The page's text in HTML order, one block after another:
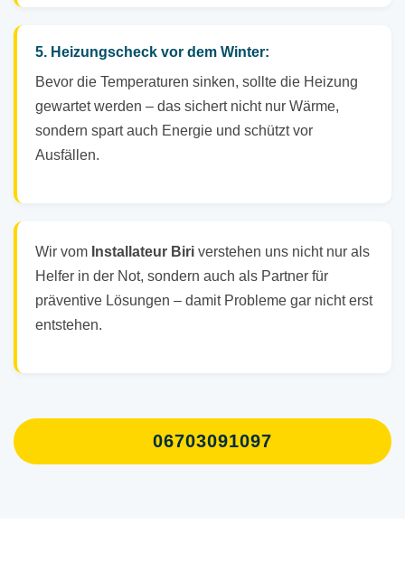
5. Heizungscheck vor dem Winter:
Bevor die Temperaturen sinken, sollte die Heizung
gewartet werden – das sichert nicht nur Wärme,
sondern spart auch Energie und schützt vor
Ausfällen.
Wir vom Installateur Biri verstehen uns nicht nur als
Helfer in der Not, sondern auch als Partner für
präventive Lösungen – damit Probleme gar nicht erst
entstehen.
06703091097